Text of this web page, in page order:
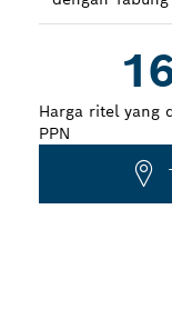
Harga ritel yang
PPN